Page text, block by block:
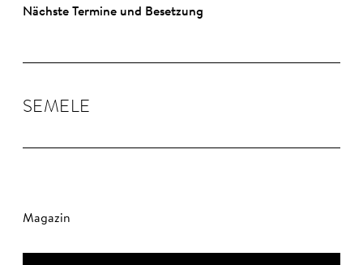
Nächste Termine und Besetzung
SEMELE
Magazin